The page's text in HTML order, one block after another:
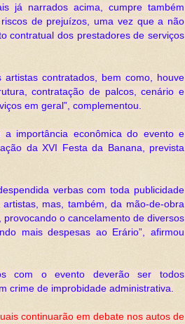
já narrados acima, cumpre também
de prejuízos, uma vez que a não
contratual dos prestadores de serviços
artistas contratados, bem como, houve
contratação de palcos, cenário e
em geral”, complementou.
a importância econômica do evento e
da XVI Festa da Banana, prevista
verbas com toda publicidade
mas, também, da mão-de-obra
o cancelamento de diversos
mais despesas ao Erário”, afirmou
com o evento deverão ser todos
crime de improbidade administrativa.
continuarão em debate nos autos de